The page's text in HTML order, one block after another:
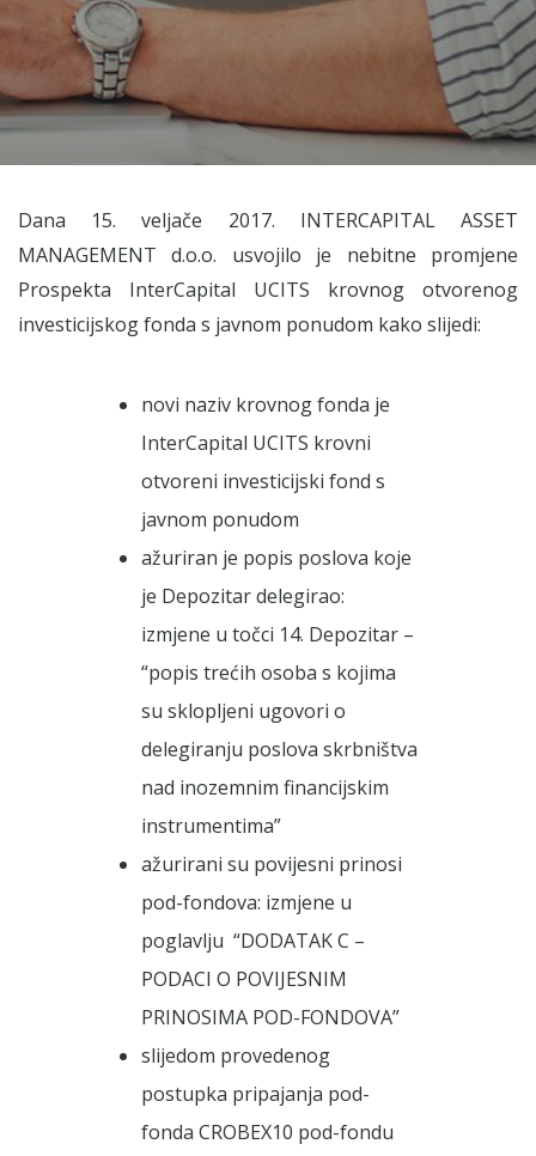
Dana 15. veljače 2017. INTERCAPITAL ASSET
MANAGEMENT d.o.o. usvojilo je nebitne promjene
Prospekta InterCapital UCITS krovnog otvorenog
investicijskog fonda s javnom ponudom kako slijedi:
novi naziv krovnog fonda je
InterCapital UCITS krovni
otvoreni investicijski fond s
javnom ponudom
ažuriran je popis poslova koje
je Depozitar delegirao:
izmjene u točci 14. Depozitar –
“popis trećih osoba s kojima
su sklopljeni ugovori o
delegiranju poslova skrbništva
nad inozemnim financijskim
instrumentima”
ažurirani su povijesni prinosi
pod-fondova: izmjene u
poglavlju “DODATAK C –
PODACI O POVIJESNIM
PRINOSIMA POD-FONDOVA”
slijedom provedenog
postupka pripajanja pod-
fonda CROBEX10 pod-fondu